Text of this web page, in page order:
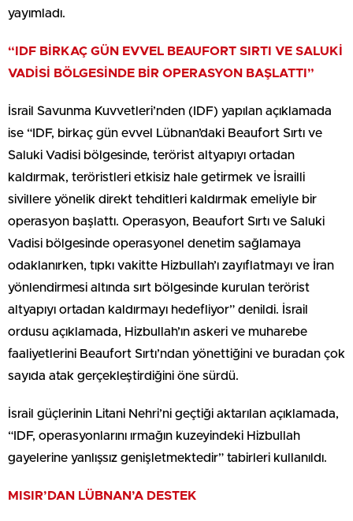
yayımladı.
“IDF BİRKAÇ GÜN EVVEL BEAUFORT SIRTI VE SALUKİ
VADİSİ BÖLGESİNDE BİR OPERASYON BAŞLATTI”
İsrail Savunma Kuvvetleri’nden (IDF) yapılan açıklamada
ise “IDF, birkaç gün evvel Lübnan’daki Beaufort Sırtı ve
Saluki Vadisi bölgesinde, terörist altyapıyı ortadan
kaldırmak, teröristleri etkisiz hale getirmek ve İsrailli
sivillere yönelik direkt tehditleri kaldırmak emeliyle bir
operasyon başlattı. Operasyon, Beaufort Sırtı ve Saluki
Vadisi bölgesinde operasyonel denetim sağlamaya
odaklanırken, tıpkı vakitte Hizbullah’ı zayıflatmayı ve İran
yönlendirmesi altında sırt bölgesinde kurulan terörist
altyapıyı ortadan kaldırmayı hedefliyor” denildi. İsrail
ordusu açıklamada, Hizbullah’ın askeri ve muharebe
faaliyetlerini Beaufort Sırtı’ndan yönettiğini ve buradan çok
sayıda atak gerçekleştirdiğini öne sürdü.
İsrail güçlerinin Litani Nehri’ni geçtiği aktarılan açıklamada,
“IDF, operasyonlarını ırmağın kuzeyindeki Hizbullah
gayelerine yanlışsız genişletmektedir” tabirleri kullanıldı.
MISIR’DAN LÜBNAN’A DESTEK